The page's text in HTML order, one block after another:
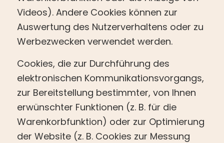
Videos). Andere Cookies können zur
Auswertung des Nutzerverhaltens oder zu
Werbezwecken verwendet werden.
Cookies, die zur Durchführung des
elektronischen Kommunikationsvorgangs,
zur Bereitstellung bestimmter, von Ihnen
erwünschter Funktionen (z. B. für die
Warenkorbfunktion) oder zur Optimierung
der Website (z. B. Cookies zur Messung